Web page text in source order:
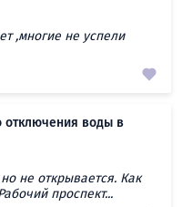
,многие не успели
отключения воды в
не открывается. Как
проспект...